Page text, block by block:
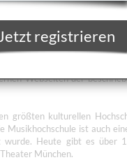
Webseiten der
größten kulturellen
Musikhochschule ist auch
wurde. Heute gibt es über
München.
registrieren